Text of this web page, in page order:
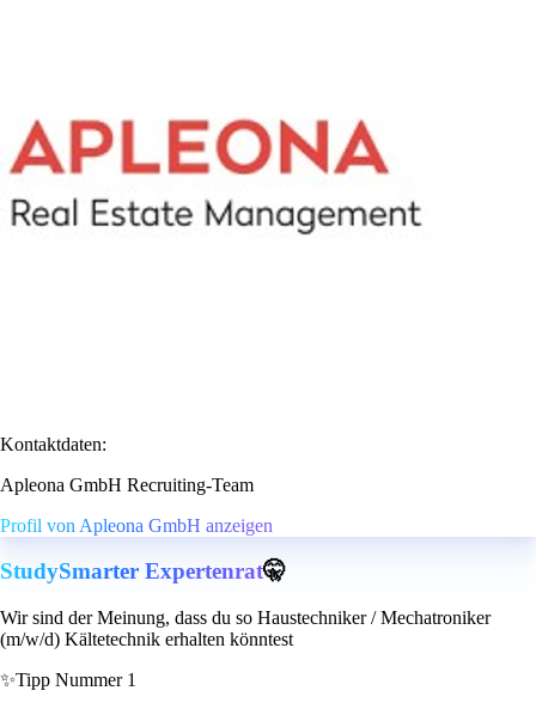
Kontaktdaten:
Apleona GmbH Recruiting-Team
Profil von Apleona GmbH anzeigen
StudySmarter Expertenrat🤫
Wir sind der Meinung, dass du so Haustechniker / Mechatroniker
(m/w/d) Kältetechnik erhalten könntest
✨Tipp Nummer 1